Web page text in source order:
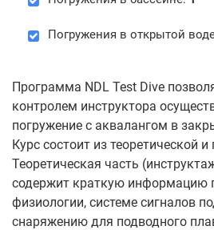
Погружения в открытой
Программа NDL Test Dive
контролем инструктора
погружение с аквалангом в
Курс состоит из теоретической
Теоретическая часть
содержит краткую информацию
физиологии, системе сигналов
снаряжению для подводного